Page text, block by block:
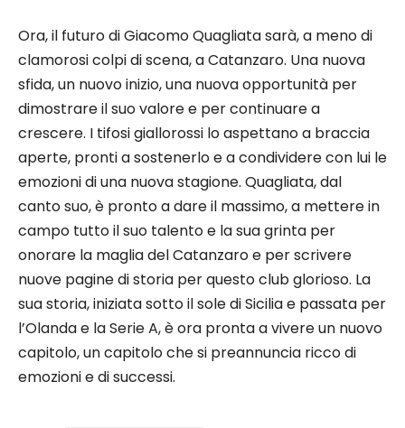
Ora, il futuro di Giacomo Quagliata sarà, a meno di
clamorosi colpi di scena, a Catanzaro. Una nuova
sfida, un nuovo inizio, una nuova opportunità per
dimostrare il suo valore e per continuare a
crescere. I tifosi giallorossi lo aspettano a braccia
aperte, pronti a sostenerlo e a condividere con lui le
emozioni di una nuova stagione. Quagliata, dal
canto suo, è pronto a dare il massimo, a mettere in
campo tutto il suo talento e la sua grinta per
onorare la maglia del Catanzaro e per scrivere
nuove pagine di storia per questo club glorioso. La
sua storia, iniziata sotto il sole di Sicilia e passata per
l’Olanda e la Serie A, è ora pronta a vivere un nuovo
capitolo, un capitolo che si preannuncia ricco di
emozioni e di successi.